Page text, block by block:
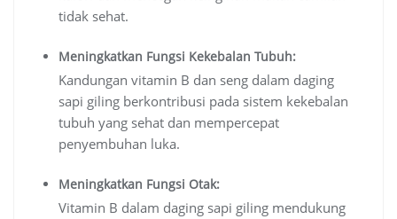
tidak sehat.
Meningkatkan Fungsi Kekebalan Tubuh:
Kandungan vitamin B dan seng dalam daging
sapi giling berkontribusi pada sistem kekebalan
tubuh yang sehat dan mempercepat
penyembuhan luka.
Meningkatkan Fungsi Otak:
Vitamin B dalam daging sapi giling mendukung